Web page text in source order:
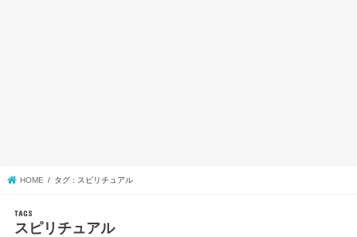
HOME タグ : スピリチュアル
スピリチュアル